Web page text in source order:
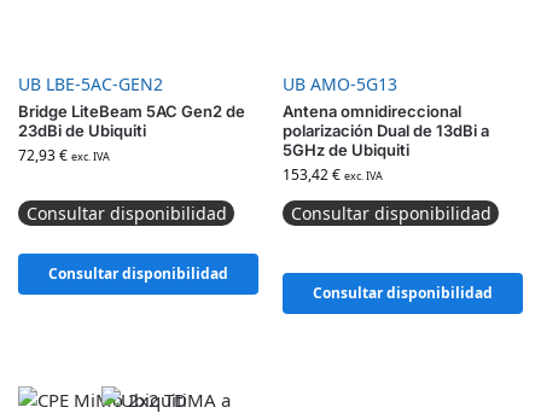
UB LBE-5AC-GEN2
Bridge LiteBeam 5AC Gen2 de
23dBi de Ubiquiti
72,93€ exc. IVA
Consultar disponibilidad
Consultar disponibilidad
UB AMO-5G13
Antena omnidireccional
polarización Dual de 13dBi a
5GHz de Ubiquiti
153,42€ exc. IVA
Consultar disponibilidad
Consultar disponibilidad